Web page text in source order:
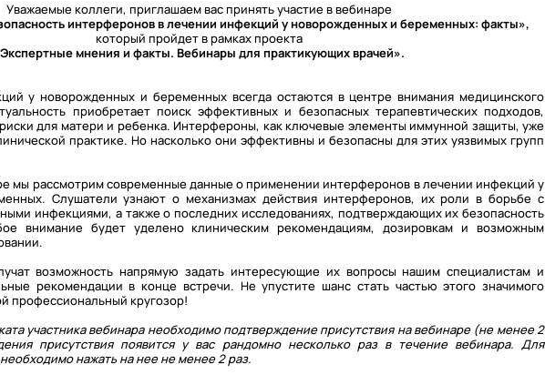
Уважаемые коллеги, приглашаем вас принять участие в вебинаре
интерферонов в лечении инфекций у новорожденных и беременных: факты»,
который пройдет в рамках проекта
мнения и факты. Вебинары для практикующих врачей».
у новорожденных и беременных всегда остаются в центре внимания медицинского
приобретает поиск эффективных и безопасных терапевтических подходов,
для матери и ребенка. Интерфероны, как ключевые элементы иммунной защиты, уже
практике. Но насколько они эффективны и безопасны для этих уязвимых групп
мы рассмотрим современные данные о применении интерферонов в лечении инфекций у
Слушатели узнают о механизмах действия интерферонов, их роли в борьбе с
инфекциями, а также о последних исследованиях, подтверждающих их безопасность
внимание будет уделено клиническим рекомендациям, дозировкам и возможным
возможность напрямую задать интересующие их вопросы нашим специалистам и
рекомендации в конце встречи. Не упустите шанс стать частью этого значимого
профессиональный кругозор!
участника вебинара необходимо подтверждение присутствия на вебинаре (не менее 2
присутствия появится у вас рандомно несколько раз в течение вебинара. Для
нажать на нее не менее 2 раз.